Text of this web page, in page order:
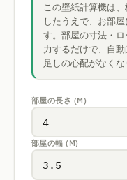
この壁紙計算機は
したうえで、お部
す。部屋の寸法・
力するだけで、自
足しの心配がなくな
部屋の長さ (M)
部屋の幅 (M)